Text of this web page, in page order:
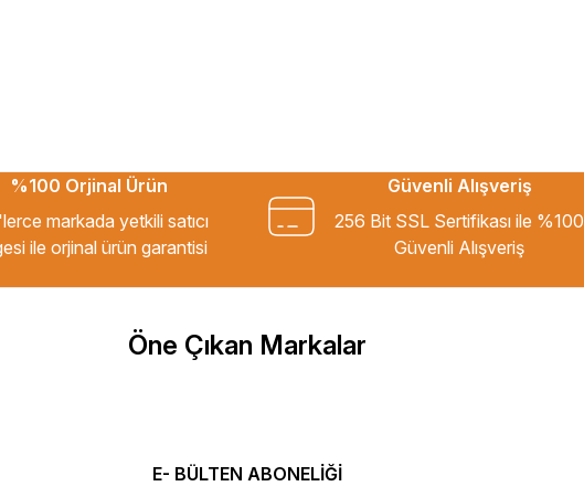
ederim.
ederim.
%100 Orjinal Ürün
markada yetkili satıcı
ile orjinal ürün garantisi
Güvenli Alışveriş
256 Bit SSL Sertifikası ile %100
Güvenli Alışveriş
Öne Çıkan Markalar
E- BÜLTEN ABONELİĞİ